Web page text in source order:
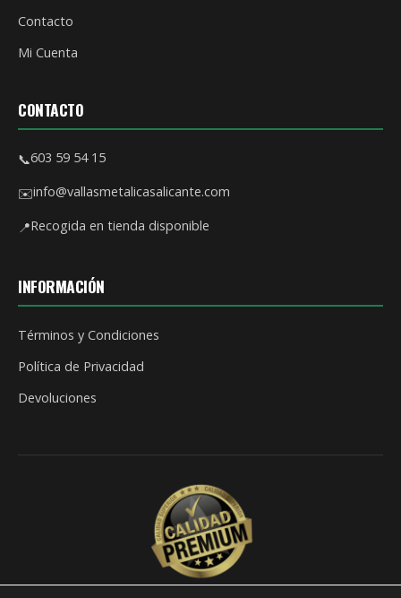
Contacto
Mi Cuenta
CONTACTO
📞603 59 54 15
✉️info@vallasmetalicasalicante.com
📍Recogida en tienda disponible
INFORMACIÓN
Términos y Condiciones
Política de Privacidad
Devoluciones